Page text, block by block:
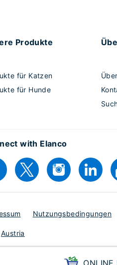
Produkte
für Katzen
für Hunde
with Elanco
Nutzungsbedingungen
Austria
ONLINE